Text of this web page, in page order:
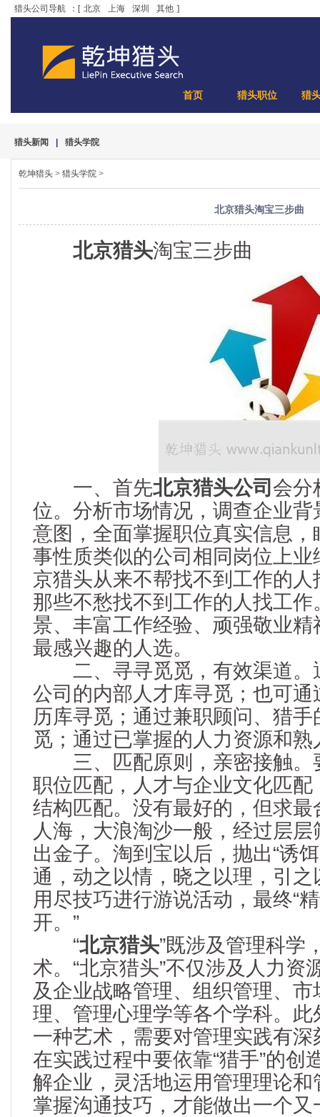
猎头公司导航 ：[ 北京 上海 深圳 其他 ]
首页 猎头职位 猎
猎头新闻 猎头学院
乾坤猎头 > 猎头学院 >
北京猎头淘宝三步曲
北京猎头淘宝三步曲
一、首先北京猎头公司会分
位。分析市场情况，调查企业
意图，全面掌握职位真实信息
事性质类似的公司相同岗位上
京猎头从来不帮找不到工作的
那些不愁找不到工作的人找工
景、丰富工作经验、顽强敬业精
最感兴趣的人选。
二、寻寻觅觅，有效渠道。
公司的内部人才库寻觅；也可
历库寻觅；通过兼职顾问、猎
觅；通过已掌握的人力资源和
三、匹配原则，亲密接触。
职位匹配，人才与企业文化匹
结构匹配。没有最好的，但求
人海，大浪淘沙一般，经过层
出金子。淘到宝以后，抛出“诱
通，动之以情，晓之以理，引
用尽技巧进行游说活动，最终“
开。”
“北京猎头”既涉及管理科学
术。“北京猎头”不仅涉及人力资
及企业战略管理、组织管理、
理、管理心理学等各个学科。此
一种艺术，需要对管理实践有
在实践过程中要依靠“猎手”的创
解企业，灵活地运用管理理论
掌握沟通技巧，才能做出一个